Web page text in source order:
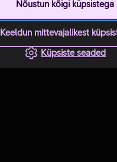
Nõustun kõigi küpsistega
Keeldun mittevajalikest
Küpsiste seaded